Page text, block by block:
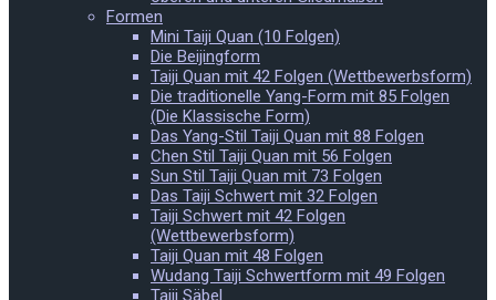
Formen
Mini Taiji Quan (10 Folgen)
Die Beijingform
Taiji Quan mit 42 Folgen (Wettbewerbsform)
Die traditionelle Yang-Form mit 85 Folgen
(Die Klassische Form)
Das Yang-Stil Taiji Quan mit 88 Folgen
Chen Stil Taiji Quan mit 56 Folgen
Sun Stil Taiji Quan mit 73 Folgen
Das Taiji Schwert mit 32 Folgen
Taiji Schwert mit 42 Folgen
(Wettbewerbsform)
Taiji Quan mit 48 Folgen
Wudang Taiji Schwertform mit 49 Folgen
Taiji Säbel